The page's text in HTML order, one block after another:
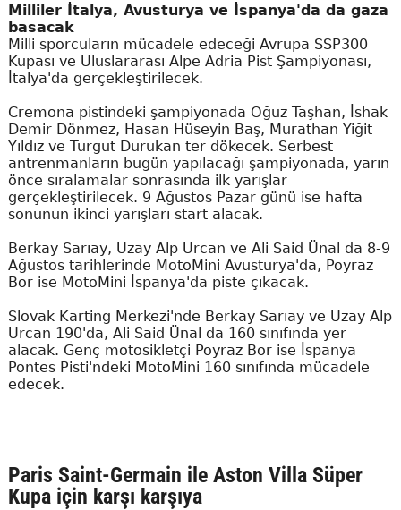
Milliler İtalya, Avusturya ve İspanya'da da gaza
basacak
Milli sporcuların mücadele edeceği Avrupa SSP300
Kupası ve Uluslararası Alpe Adria Pist Şampiyonası,
İtalya'da gerçekleştirilecek.
Cremona pistindeki şampiyonada Oğuz Taşhan, İshak
Demir Dönmez, Hasan Hüseyin Baş, Murathan Yiğit
Yıldız ve Turgut Durukan ter dökecek. Serbest
antrenmanların bugün yapılacağı şampiyonada, yarın
önce sıralamalar sonrasında ilk yarışlar
gerçekleştirilecek. 9 Ağustos Pazar günü ise hafta
sonunun ikinci yarışları start alacak.
Berkay Sarıay, Uzay Alp Urcan ve Ali Said Ünal da 8-9
Ağustos tarihlerinde MotoMini Avusturya'da, Poyraz
Bor ise MotoMini İspanya'da piste çıkacak.
Slovak Karting Merkezi'nde Berkay Sarıay ve Uzay Alp
Urcan 190'da, Ali Said Ünal da 160 sınıfında yer
alacak. Genç motosikletçi Poyraz Bor ise İspanya
Pontes Pisti'ndeki MotoMini 160 sınıfında mücadele
edecek.
Paris Saint-Germain ile Aston Villa Süper
Kupa için karşı karşıya